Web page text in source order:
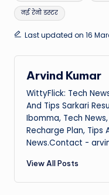
नई रेनो डस्टर
Last updated on 16
Arvind Kumar
WittyFlick: Tech
And Tips Sarkari
Ibomma, Tech
Recharge Plan, Tips
News.Contact -
View All Posts